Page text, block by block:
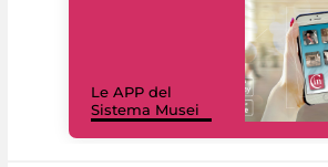
Le APP del
Sistema Musei